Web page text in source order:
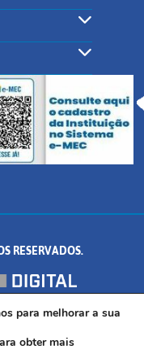
RESERVADOS.
FORMIGA/MG - CEP:
para melhorar a sua
obter mais